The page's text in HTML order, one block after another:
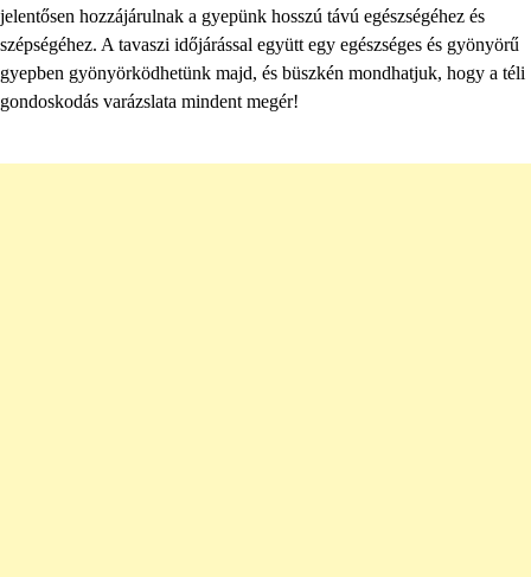
jelentősen hozzájárulnak a gyepünk hosszú távú egészségéhez és
szépségéhez. A tavaszi időjárással együtt egy egészséges és gyönyörű
gyepben gyönyörködhetünk majd, és büszkén mondhatjuk, hogy a téli
gondoskodás varázslata mindent megér!